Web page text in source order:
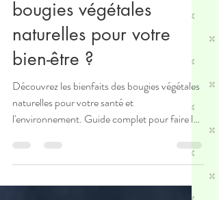
Pourquoi choisir des
bougies végétales
naturelles pour votre
bien-être ?
Découvrez les bienfaits des bougies végétales
l'environnement. Guide complet pour faire le
bon choix.